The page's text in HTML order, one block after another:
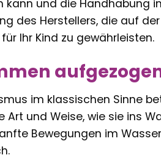
und die Handhabung
des Herstellers, die auf
Ihr Kind zu gewährleisten.
im klassischen Sinne
und Weise, wie sie ins
Bewegungen im